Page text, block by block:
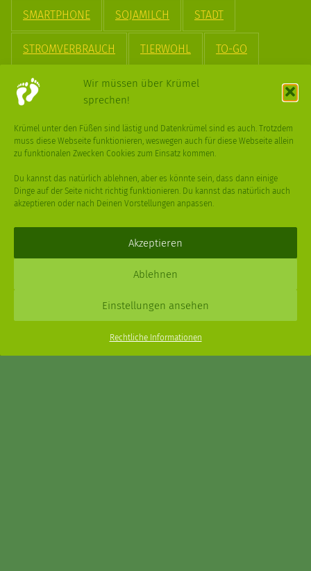
Wir müssen über Krümel
sprechen!
Krümel unter den Füßen sind lästig und Datenkrümel sind es auch. Trotzdem
muss diese Webseite funktionieren, weswegen auch für diese Webseite allein
zu funktionalen Zwecken Cookies zum Einsatz kommen.
Du kannst das natürlich ablehnen, aber es könnte sein, dass dann einige
Dinge auf der Seite nicht richtig funktionieren. Du kannst das natürlich auch
akzeptieren oder nach Deinen Vorstellungen anpassen.
Akzeptieren
Ablehnen
Einstellungen ansehen
Rechtliche Informationen
Menu
SMARTPHONE SOJAMILCH STADT
STROMVERBRAUCH TIERWOHL TO-GO
TREND UPCYCLING VEGAN
WEIHNACHTSBAUM WINTER
XPDT : Marken & Kommunikation